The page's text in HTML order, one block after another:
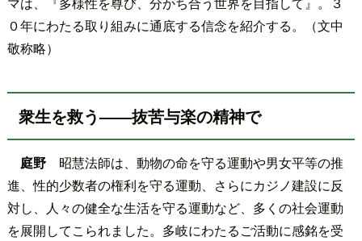
０年にわたる取り組みに通底する信念を紹介する。（文中
敬称略）
衆生を救う――抜苦与楽の精神で
庭野昭慧法師は、動物の命を守る運動や男女平等の推
進、性的少数者の権利を守る運動、さらにカジノ建設に反
対し、人々の健全な生活を守る運動など、多くの社会運動
を展開してこられました。多岐にわたるご活動に感銘を受